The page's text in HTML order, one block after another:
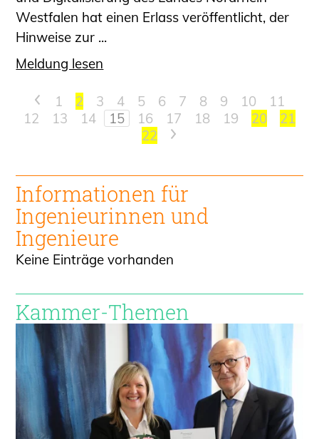
Westfalen hat einen Erlass veröffentlicht, der
Hinweise zur ...
Meldung lesen
< 1 2 3 4 5 6 7 8 9 10
11
12
13 14 15 16 17 18 19 20
21
22
>
Informationen für
Ingenieurinnen und
Ingenieure
Keine Einträge vorhanden
Kammer-Themen